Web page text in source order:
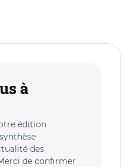
à
édition
des
de confirmer